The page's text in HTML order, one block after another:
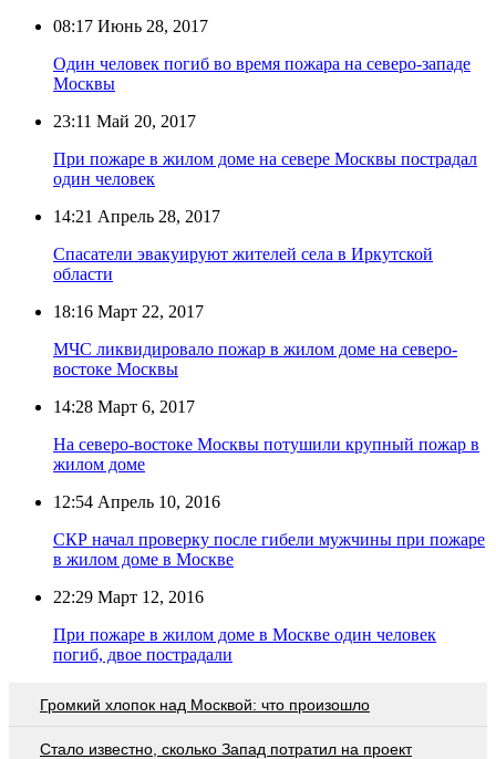
08:17 Июнь 28, 2017
Один человек погиб во время пожара на северо-западе
Москвы
23:11 Май 20, 2017
При пожаре в жилом доме на севере Москвы пострадал
один человек
14:21 Апрель 28, 2017
Спасатели эвакуируют жителей села в Иркутской
области
18:16 Март 22, 2017
МЧС ликвидировало пожар в жилом доме на северо-
востоке Москвы
14:28 Март 6, 2017
На северо-востоке Москвы потушили крупный пожар в
жилом доме
12:54 Апрель 10, 2016
СКР начал проверку после гибели мужчины при пожаре
в жилом доме в Москве
22:29 Март 12, 2016
При пожаре в жилом доме в Москве один человек
погиб, двое пострадали
Громкий хлопок над Москвой: что произошло
Стало известно, сколько Запад потратил на проект